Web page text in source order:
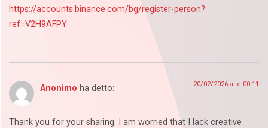
https://accounts.binance.com/bg/register-person?
ref=V2H9AFPY
Anonimo ha detto: 20/02/2026 alle 00:11
Thank you for your sharing. I am worried that I lack creative